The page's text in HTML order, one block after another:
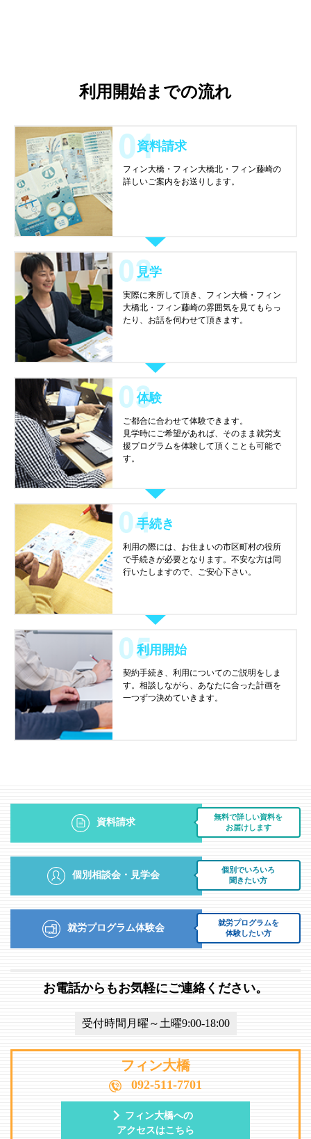
利用開始までの流れ
資料請求
フィン大橋・フィン大橋北・フィン藤崎の
詳しいご案内をお送りします。
見学
実際に来所して頂き、フィン大橋・フィン
大橋北・フィン藤崎の雰囲気を見てもらっ
たり、お話を伺わせて頂きます。
体験
ご都合に合わせて体験できます。
見学時にご希望があれば、そのまま就労支
援プログラムを体験して頂くことも可能で
す。
手続き
利用の際には、お住まいの市区町村の役所
で手続きが必要となります。不安な方は同
行いたしますので、ご安心下さい。
利用開始
契約手続き、利用についてのご説明をしま
す。相談しながら、あなたに合った計画を
一つずつ決めていきます。
無料で詳しい資料を
お届けします
資料請求
個別でいろいろ
聞きたい方
個別相談会・見学会
就労プログラムを
体験したい方
就労プログラム体験会
お電話からもお気軽にご連絡ください。
受付時間月曜～土曜9:00-18:00
フィン大橋
092-511-7701
フィン大橋への
アクセスはこちら